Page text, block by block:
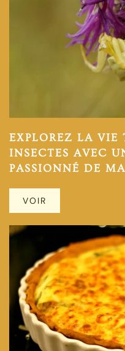
EXPLOREZ LA VIE
INSECTES AVEC
PASSIONNÉ DE
VOIR